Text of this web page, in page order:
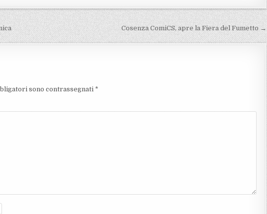
Cosenza ComiCS, apre la Fiera del Fumetto →
sono contrassegnati *